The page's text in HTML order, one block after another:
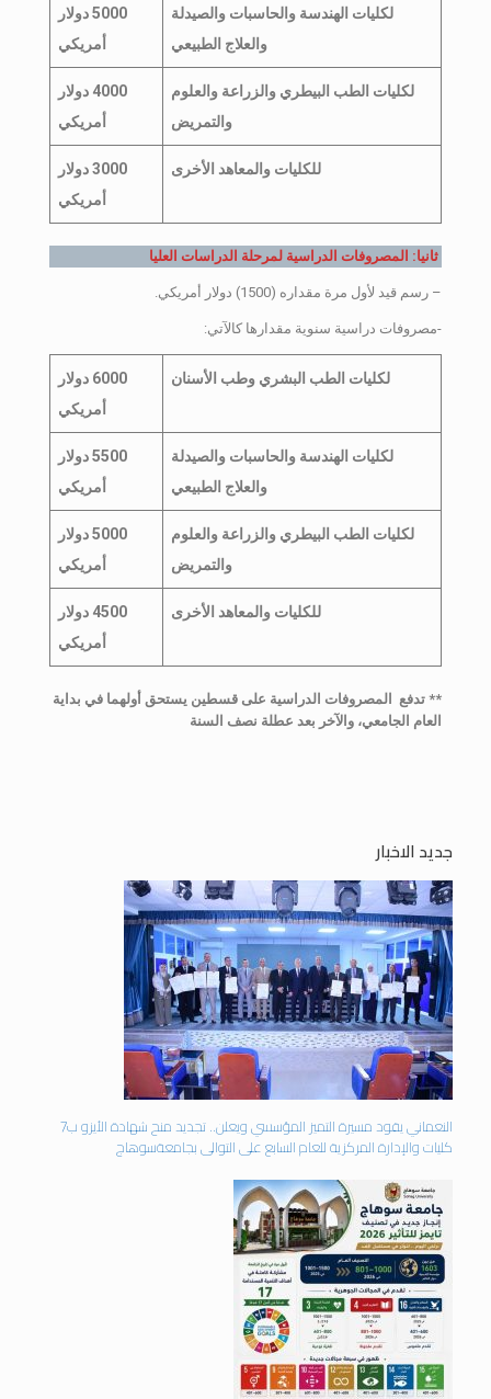
لكليات الهندسة والحاسبات والصيدلة
والعلاج الطبيعي
5000 دولار
أمريكي
لكليات الطب البيطري والزراعة والعلوم
والتمريض
4000 دولار
أمريكي
للكليات والمعاهد الأخرى
3000 دولار
أمريكي
ثانيا: المصروفات الدراسية لمرحلة الدراسات العليا
– رسم قيد لأول مرة مقداره (1500) دولار أمريكي.
-مصروفات دراسية سنوية مقدارها كالآتي:
لكليات الطب البشري وطب الأسنان
6000 دولار
أمريكي
لكليات الهندسة والحاسبات والصيدلة
والعلاج الطبيعي
5500 دولار
أمريكي
لكليات الطب البيطري والزراعة والعلوم
والتمريض
5000 دولار
أمريكي
للكليات والمعاهد الأخرى
4500 دولار
أمريكي
** تدفع المصروفات الدراسية على قسطين يستحق أولهما في بداية
العام الجامعي، والآخر بعد عطلة نصف السنة
جديد الاخبار
النعماني يقود مسيرة التميز المؤسسي ويعلن.. تجديد منح شهادة الأيزو ب7
كليات والإدارة المركزية للعام السابع على التوالى بجامعةسوهاج